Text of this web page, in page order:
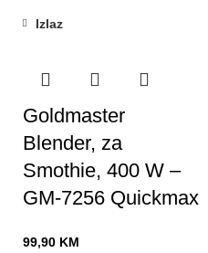
Izlaz
Goldmaster
Blender, za
Smothie, 400 W –
GM-7256 Quickmax
99,90 KM